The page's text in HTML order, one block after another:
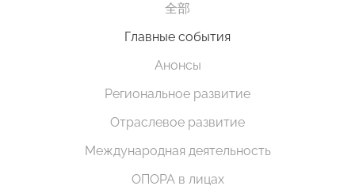
全部
Главные события
Анонсы
Региональное развитие
Отраслевое развитие
Международная деятельность
ОПОРА в лицах